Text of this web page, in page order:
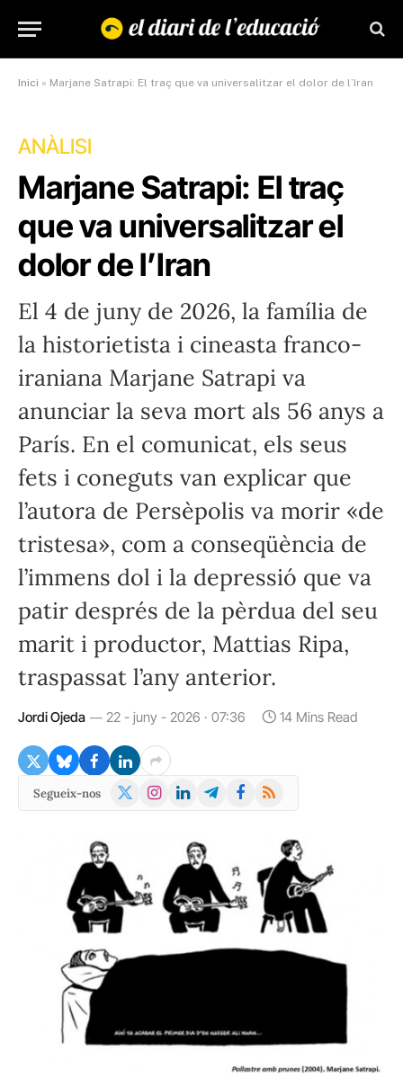
Inici » Marjane Satrapi: El traç que va universalitzar el dolor de l’Iran
ANÀLISI
Marjane Satrapi: El traç
que va universalitzar el
dolor de l’Iran
El 4 de juny de 2026, la família de
la historietista i cineasta franco-
iraniana Marjane Satrapi va
anunciar la seva mort als 56 anys a
París. En el comunicat, els seus
fets i coneguts van explicar que
l’autora de Persèpolis va morir «de
tristesa», com a conseqüència de
l’immens dol i la depressió que va
patir després de la pèrdua del seu
marit i productor, Mattias Ripa,
traspassat l’any anterior.
Jordi Ojeda 22 - juny - 2026 · 07:36 14 Mins Read
Segueix-nos
X
Instagram
LinkedInTelegramFacebook
RSS